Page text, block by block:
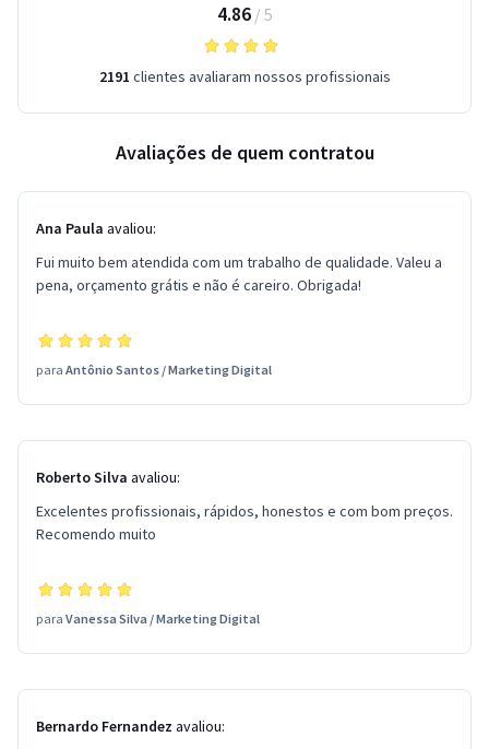
4.86/ 5
2191 clientes avaliaram nossos profissionais
Avaliações de quem contratou
Ana Paula avaliou:
Fui muito bem atendida com um trabalho de qualidade. Valeu a
pena, orçamento grátis e não é careiro. Obrigada!
para Antônio Santos /Marketing Digital
Roberto Silva avaliou:
Excelentes profissionais, rápidos, honestos e com bom preços.
Recomendo muito
para Vanessa Silva /Marketing Digital
Bernardo Fernandez avaliou: